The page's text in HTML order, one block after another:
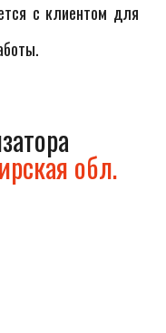
с клиентом для
обл.